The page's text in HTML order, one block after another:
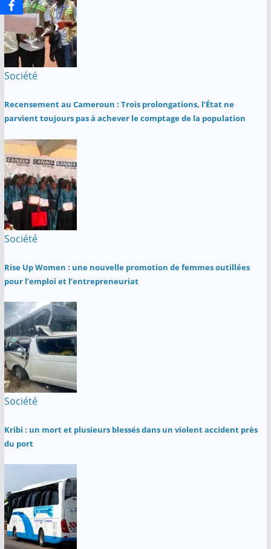
Société
Recensement au Cameroun : Trois prolongations, l’État ne
parvient toujours pas à achever le comptage de la population
Société
Rise Up Women : une nouvelle promotion de femmes outillées
pour l’emploi et l’entrepreneuriat
Société
Kribi : un mort et plusieurs blessés dans un violent accident près
du port